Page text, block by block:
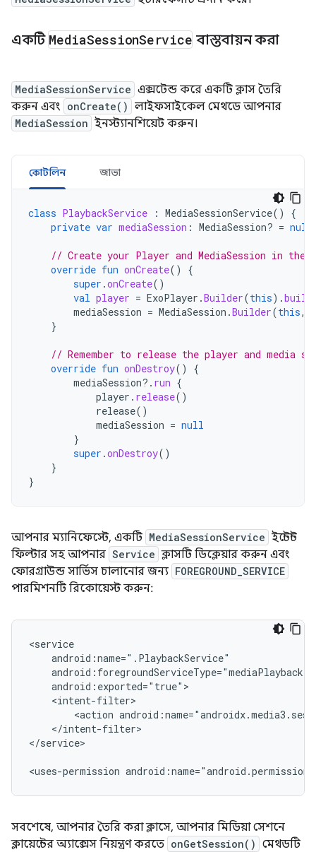
একটি MediaSessionService বাস্তবায়ন করা
MediaSessionService এক্সটেন্ড করে একটি ক্লাস তৈরি
করুন এবং onCreate() লাইফসাইকেল মেথডে আপনার
MediaSession ইনস্ট্যানশিয়েট করুন।
কোটলিন জাভা
class PlaybackService : MediaSessionService()
{
private var mediaSession : MediaSession? = null
// Create your Player and MediaSession in the
override fun onCreate()
{
super .onCreate()
val player = ExoPlayer .Builder(this).build
mediaSession = MediaSession .Builder(this,
}
// Remember to release the player and media
override fun onDestroy()
{
mediaSession?. run {
player . release()
release()
mediaSession = null
}
super .onDestroy()
}
}
আপনার ম্যানিফেস্টে, একটি MediaSessionService ইন্টেন্ট
ফিল্টার সহ আপনার Service ক্লাসটি ডিক্লেয়ার করুন এবং
ফোরগ্রাউন্ড সার্ভিস চালানোর জন্য FOREGROUND_SERVICE
পারমিশনটি রিকোয়েস্ট করুন:
<action
</intent-filter>
</service>
<uses-permission
সবশেষে, আপনার তৈরি করা ক্লাসে, আপনার মিডিয়া সেশনে
ক্লায়েন্টের অ্যাক্সেস নিয়ন্ত্রণ করতে onGetSession() মেথডটি